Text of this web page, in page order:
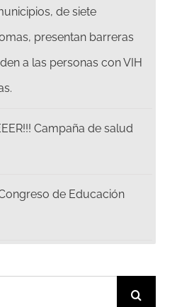
de siete
presentan barreras
a las personas con VIH
Campaña de salud
de Educación